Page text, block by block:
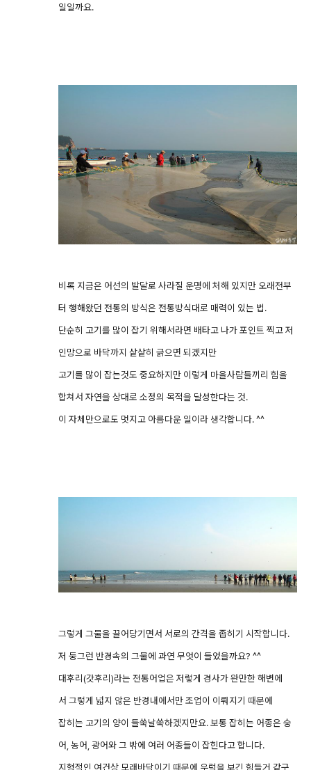
일일까요.
비록 지금은 어선의 발달로 사라질 운명에 처해 있지만 오래전부
터 행해왔던 전통의 방식은 전통방식대로 매력이 있는 법.
단순히 고기를 많이 잡기 위해서라면 배타고 나가 포인트 찍고 저
인망으로 바닥까지 샅샅히 긁으면 되겠지만
고기를 많이 잡는것도 중요하지만 이렇게 마을사람들끼리 힘을
합쳐서 자연을 상대로 소정의 목적을 달성한다는 것.
이 자체만으로도 멋지고 아름다운 일이라 생각합니다. ^^
그렇게 그물을 끌어당기면서 서로의 간격을 좁히기 시작합니다.
저 둥그런 반경속의 그물에 과연 무엇이 들었을까요? ^^
대후리(갓후리)라는 전통어업은 저렇게 경사가 완만한 해변에
서 그렇게 넓지 않은 반경내에서만 조업이 이뤄지기 때문에
잡히는 고기의 양이 들쑥날쑥하겠지만요. 보통 잡히는 어종은 숭
어, 농어, 광어와 그 밖에 여러 어종들이 잡힌다고 합니다.
지형적인 여건상 모래바닥이기 때문에 우럭을 보긴 힘들거 같구